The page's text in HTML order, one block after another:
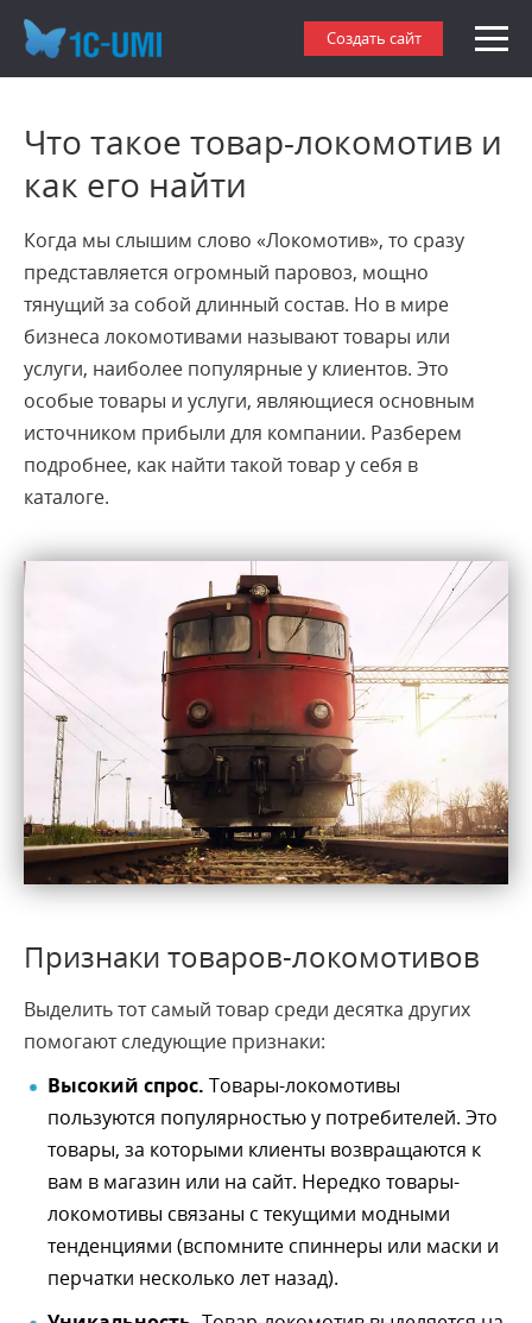
Создать сайт
Что такое товар-локомотив и
как его найти
Когда мы слышим слово «Локомотив», то сразу
представляется огромный паровоз, мощно
тянущий за собой длинный состав. Но в мире
бизнеса локомотивами называют товары или
услуги, наиболее популярные у клиентов. Это
особые товары и услуги, являющиеся основным
источником прибыли для компании. Разберем
подробнее, как найти такой товар у себя в
каталоге.
Признаки товаров-локомотивов
Выделить тот самый товар среди десятка других
помогают следующие признаки:
Высокий спрос. Товары-локомотивы
пользуются популярностью у потребителей. Это
товары, за которыми клиенты возвращаются к
вам в магазин или на сайт. Нередко товары-
локомотивы связаны с текущими модными
тенденциями (вспомните спиннеры или маски и
перчатки несколько лет назад).